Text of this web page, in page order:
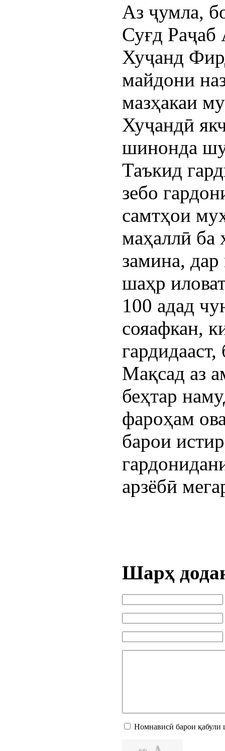
Аз ҷумла,
Суғд Раҷаб
Хуҷанд
майдони
мазҳакаи
Хуҷандӣ
шинонда
Таъкид
зебо
самтҳои
маҳаллӣ ба
замина,
шаҳр
100 адад
сояафкан,
Мақсад аз
беҳтар
фароҳам
барои
арзёбӣ
Шарҳ
Номнависӣ барои қабули